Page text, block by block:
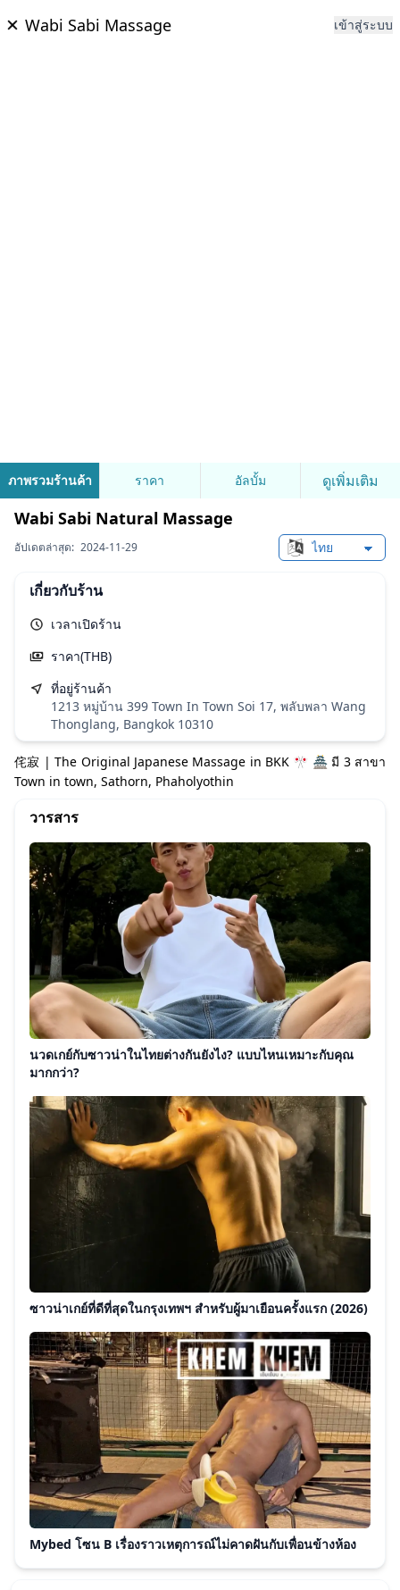
Wabi Sabi Massage เข้าสู่ระบบ
ภาพรวมร้านค้า ราคา อัลบั้ม ดูเพิ่มเติม
Wabi Sabi Natural Massage
อัปเดตล่าสุด: 2024-11-29
Change
เกี่ยวกับร้าน
เวลาเปิดร้าน
ราคา(THB)
ที่อยู่ร้านค้า
1213 หมู่บ้าน 399 Town In Town Soi 17, พลับพลา Wang
Thonglang, Bangkok 10310
侘寂 | The Original Japanese Massage in BKK 🎌 🏯 มี 3 สาขา
Town in town, Sathorn, Phaholyothin
วารสาร
นวดเกย์กับซาวน่าในไทยต่างกันยังไง? แบบไหนเหมาะกับคุณ
มากกว่า?
ซาวน่าเกย์ที่ดีที่สุดในกรุงเทพฯ สำหรับผู้มาเยือนครั้งแรก (2026)
Mybed โซน B เรื่องราวเหตุการณ์ไม่คาดฝันกับเพื่อนข้างห้อง